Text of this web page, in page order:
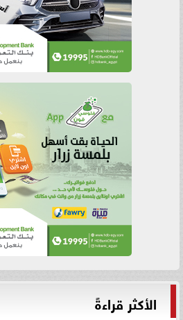
الأكثر قراءةً